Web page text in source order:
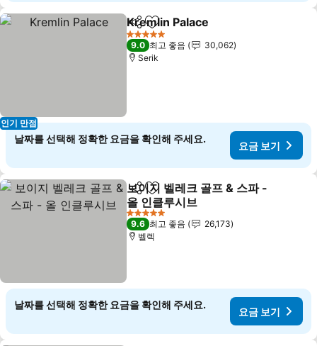
인기 만점
공유 즐겨찾기에 추가
Kremlin Palace
5 성급
9.0 최고 좋음
30,062
Serik
날짜를 선택해 정확한 요금을 확인해 주세요.
요금 보기
공유 즐겨찾기에 추가
보이지 벨레크 골프 & 스파 -
올 인클루시브
5 성급
9.6 최고 좋음
26,173
벨렉
날짜를 선택해 정확한 요금을 확인해 주세요.
요금 보기